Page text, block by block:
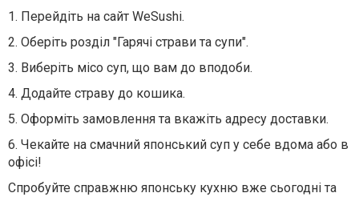
1. Перейдіть на сайт WeSushi.
2. Оберіть розділ "Гарячі страви та супи".
3. Виберіть місо суп, що вам до вподоби.
4. Додайте страву до кошика.
5. Оформіть замовлення та вкажіть адресу доставки.
6. Чекайте на смачний японський суп у себе вдома або в
офісі!
Спробуйте справжню японську кухню вже сьогодні та